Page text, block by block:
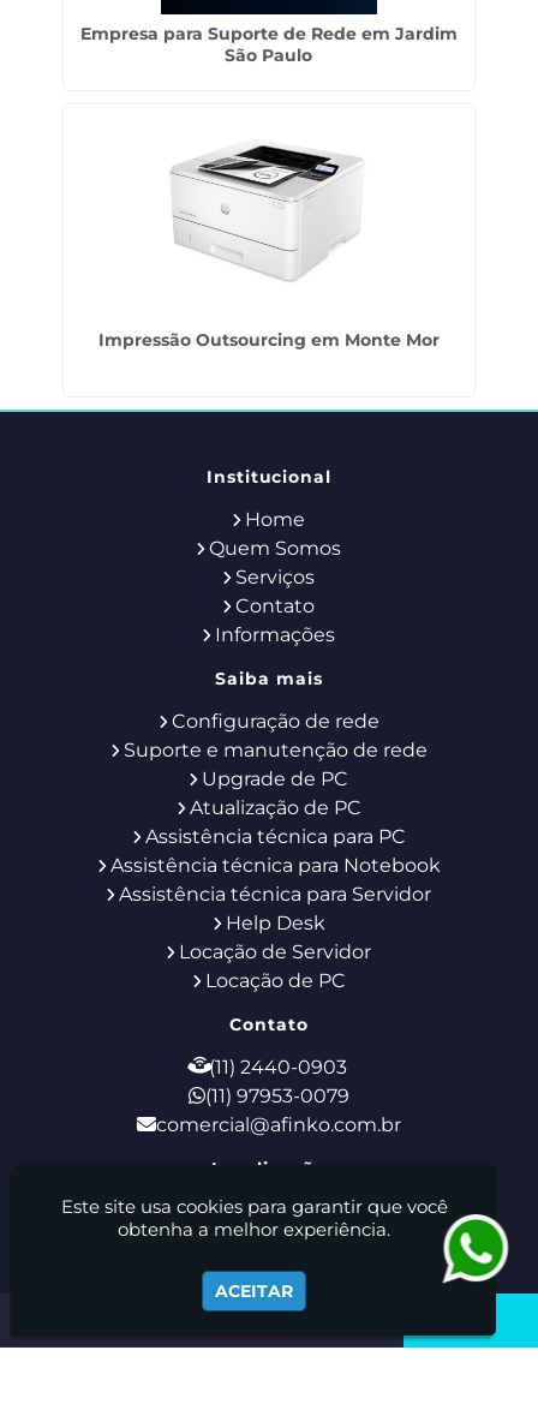
Empresa para Suporte de Rede em Jardim
São Paulo
Impressão Outsourcing em Monte Mor
Institucional
Home
Quem Somos
Serviços
Contato
Informações
Saiba mais
Configuração de rede
Suporte e manutenção de rede
Upgrade de PC
Atualização de PC
Assistência técnica para PC
Assistência técnica para Notebook
Assistência técnica para Servidor
Help Desk
Locação de Servidor
Locação de PC
Contato
(11) 2440-0903
(11) 97953-0079
comercial@afinko.com.br
Localização
Rua Godofredo Furtado, 28 - Tucuruvi - São
Paulo / SP - CEP: 02308-110
Afinko Locação E Manutenção De Equipamentos De
Informática Ltda - Suporte de TI - Locação de Notebooks
Este site usa cookies para garantir que você
obtenha a melhor experiência.
ACEITAR